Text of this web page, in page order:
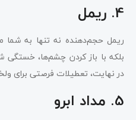
4. ریمل
ریمل حجم‌دهنده نه تنها به
بلکه با باز کردن چشم‌ها، خستگی
در نهایت، تعطیلات فرصتی برای
5. مداد ابرو